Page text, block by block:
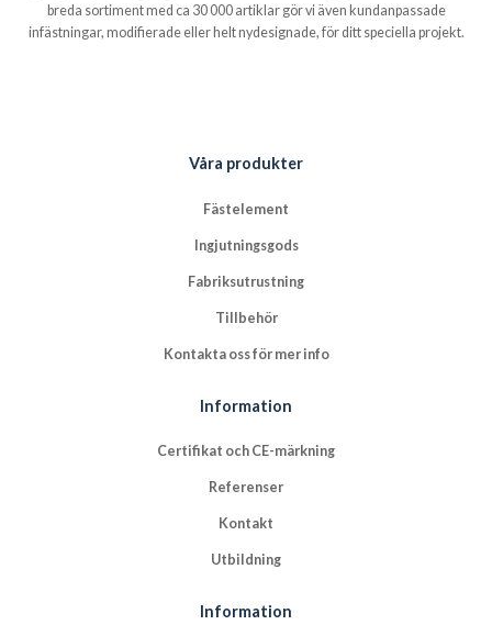
breda sortiment med ca 30 000 artiklar gör vi även kundanpassade
infästningar, modifierade eller helt nydesignade, för ditt speciella projekt.
Våra produkter
Fästelement
Ingjutningsgods
Fabriksutrustning
Tillbehör
Kontakta oss för mer info
Information
Certifikat och CE-märkning
Referenser
Kontakt
Utbildning
Information